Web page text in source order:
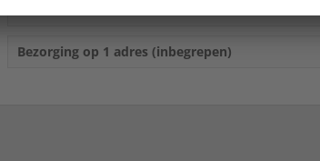
Bezorging op 1 adres (inbegrepen)